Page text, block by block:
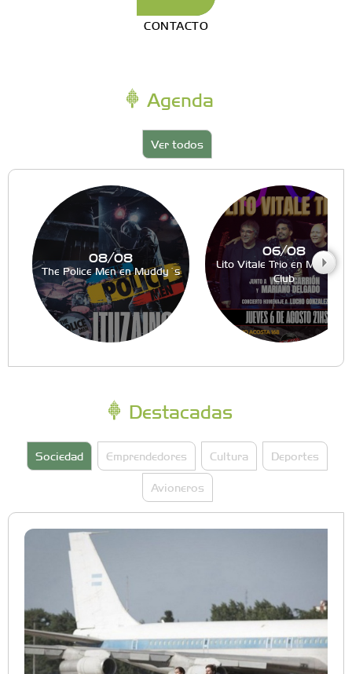
CONTACTO
Agenda
Ver todos
08/08
The Police Men en Muddy´s
06/08
Lito Vitale Trio en Muddy´s
Club
Destacadas
Sociedad Emprendedores Cultura Deportes
Avioneros